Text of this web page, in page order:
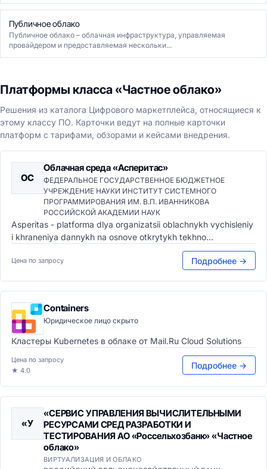
Публичное облако
Публичное облако – облачная инфраструктура, управляемая
провайдером и предоставляемая нескольки...
Платформы класса «Частное облако»
Решения из каталога Цифрового маркетплейса, относящиеся к
этому классу ПО. Карточки ведут на полные карточки
платформ с тарифами, обзорами и кейсами внедрения.
ОС
Облачная среда «Асперитас»
ФЕДЕРАЛЬНОЕ ГОСУДАРСТВЕННОЕ БЮДЖЕТНОЕ
УЧРЕЖДЕНИЕ НАУКИ ИНСТИТУТ СИСТЕМНОГО
ПРОГРАММИРОВАНИЯ ИМ. В.П. ИВАННИКОВА
РОССИЙСКОЙ АКАДЕМИИ НАУК
Asperitas - platforma dlya organizatsii oblachnykh vychisleniy
i khraneniya dannykh na osnove otkrytykh tekhno...
Цена по запросу Подробнее →
Containers
Юридическое лицо скрыто
Кластеры Kubernetes в облаке от Mail.Ru Cloud Solutions
Цена по запросу
★ 4.0
Подробнее →
«У
«СЕРВИС УПРАВЛЕНИЯ ВЫЧИСЛИТЕЛЬНЫМИ
РЕСУРСАМИ СРЕД РАЗРАБОТКИ И
ТЕСТИРОВАНИЯ АО «Россельхозбанк» «Частное
облако»
ВИРТУАЛИЗАЦИЯ И ОБЛАКО